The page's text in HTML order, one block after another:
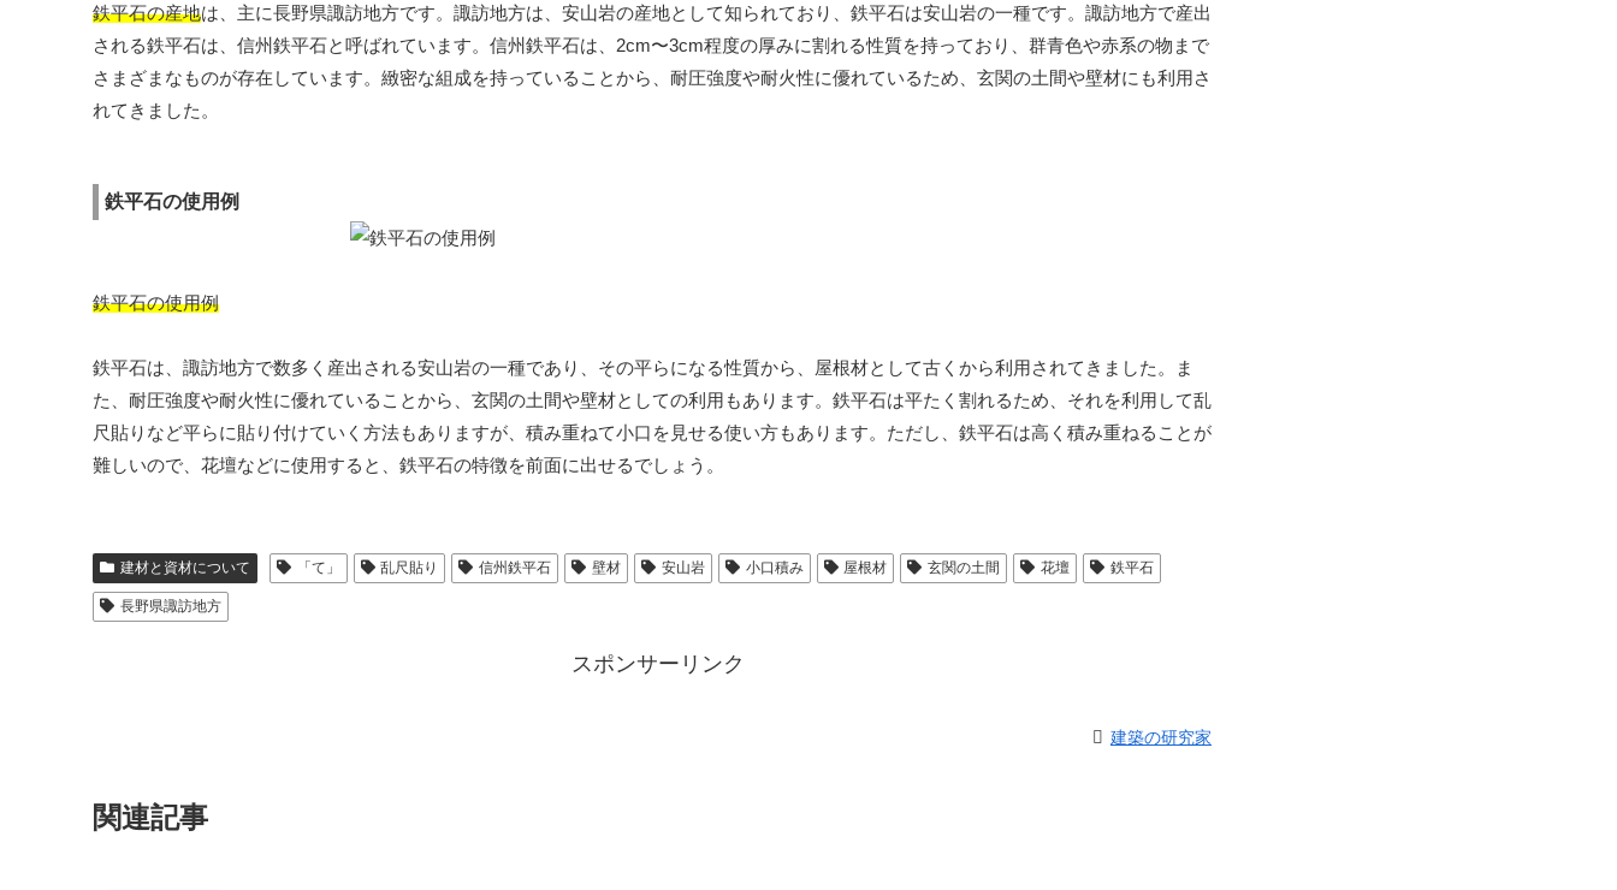
鉄平石の産地は、主に長野県諏訪地方です。諏訪地方は、安山岩の産地として知られており、鉄平石は安山岩の一種です。諏訪地方で産出
される鉄平石は、信州鉄平石と呼ばれています。信州鉄平石は、2cm〜3cm程度の厚みに割れる性質を持っており、群青色や赤系の物まで
さまざまなものが存在しています。緻密な組成を持っていることから、耐圧強度や耐火性に優れているため、玄関の土間や壁材にも利用さ
れてきました。
鉄平石の使用例
鉄平石の使用例
鉄平石は、諏訪地方で数多く産出される安山岩の一種であり、その平らになる性質から、屋根材として古くから利用されてきました。ま
た、耐圧強度や耐火性に優れていることから、玄関の土間や壁材としての利用もあります。鉄平石は平たく割れるため、それを利用して乱
尺貼りなど平らに貼り付けていく方法もありますが、積み重ねて小口を見せる使い方もあります。ただし、鉄平石は高く積み重ねることが
難しいので、花壇などに使用すると、鉄平石の特徴を前面に出せるでしょう。
建材と資材について 「て」 乱尺貼り 信州鉄平石 壁材 安山岩 小口積み 屋根材 玄関の土間 花壇 鉄平石
長野県諏訪地方
スポンサーリンク
建築の研究家
関連記事